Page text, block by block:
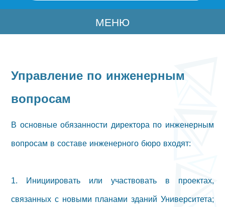
МЕНЮ
Управление по инженерным
вопросам
В основные обязанности директора по инженерным
вопросам в составе инженерного бюро входят:
1. Инициировать или участвовать в проектах,
связанных с новыми планами зданий Университета;